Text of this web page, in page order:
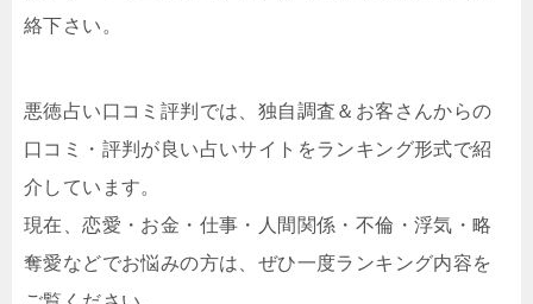
絡下さい。
悪徳占い口コミ評判では、独自調査＆お客さんからの
口コミ・評判が良い占いサイトをランキング形式で紹
介しています。
現在、恋愛・お金・仕事・人間関係・不倫・浮気・略
奪愛などでお悩みの方は、ぜひ一度ランキング内容を